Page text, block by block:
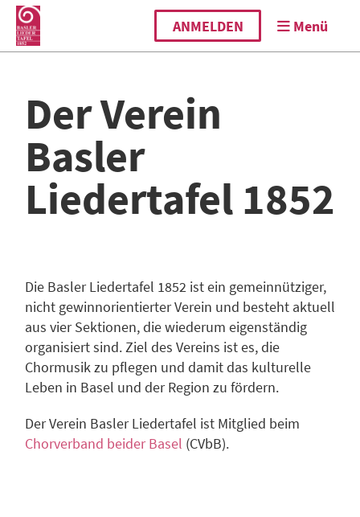
ANMELDEN Menü
Der Verein
Basler
Liedertafel 1852
Die Basler Liedertafel 1852 ist ein gemeinnütziger,
nicht gewinnorientierter Verein und besteht aktuell
aus vier Sektionen, die wiederum eigenständig
organisiert sind. Ziel des Vereins ist es, die
Chormusik zu pflegen und damit das kulturelle
Leben in Basel und der Region zu fördern.
Der Verein Basler Liedertafel ist Mitglied beim
Chorverband beider Basel (CVbB).